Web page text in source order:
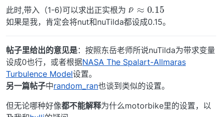
此时,带入（1-6)可以求出正实根为
如果是我，肯定会将nut和nuTilda都设成0.15。
帖子里给出的意见是：按照东岳老师所说nuTilda为带求变量
设成0也行，或者根据NASA The Spalart-Allmaras
Turbulence Model设置。
另一篇帖子中random_ran也谈到类似的设置。
但无论哪种好像都不能解释为什么motorbike里的设置，以